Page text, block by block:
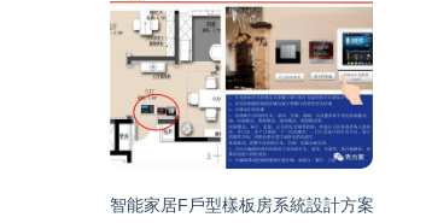
智能家居F戶型樣板房系統設計方案